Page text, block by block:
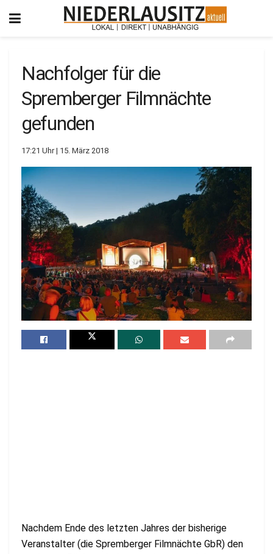
Nachfolger für die
Spremberger Filmnächte
gefunden
17:21 Uhr | 15. März 2018
Nachdem Ende des letzten Jahres der bisherige
Veranstalter (die Spremberger Filmnächte GbR) den